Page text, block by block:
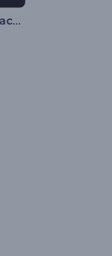
Glitzernder Weihnachtsbaum-Intro